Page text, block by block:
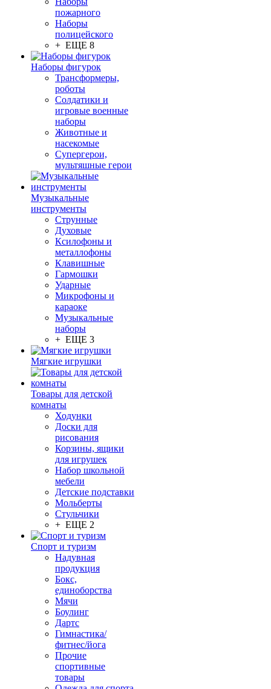
пожарного
Наборы
полицейского
+ ЕЩЕ 8
Наборы фигурок
Трансформеры,
роботы
Солдатики и
игровые военные
наборы
Животные и
насекомые
Супергерои,
мультяшные герои
Музыкальные
инструменты
Струнные
Духовые
Ксилофоны и
металлофоны
Клавишные
Гармошки
Ударные
Микрофоны и
караоке
Музыкальные
наборы
+ ЕЩЕ 3
Мягкие игрушки
Товары для детской
комнаты
Ходунки
Доски для
рисования
Корзины, ящики
для игрушек
Набор школьной
мебели
Детские подставки
Мольберты
Стульчики
+ ЕЩЕ 2
Спорт и туризм
Надувная
продукция
Бокс,
единоборства
Мячи
Боулинг
Дартс
Гимнастика/
фитнес/йога
Прочие
спортивные
товары